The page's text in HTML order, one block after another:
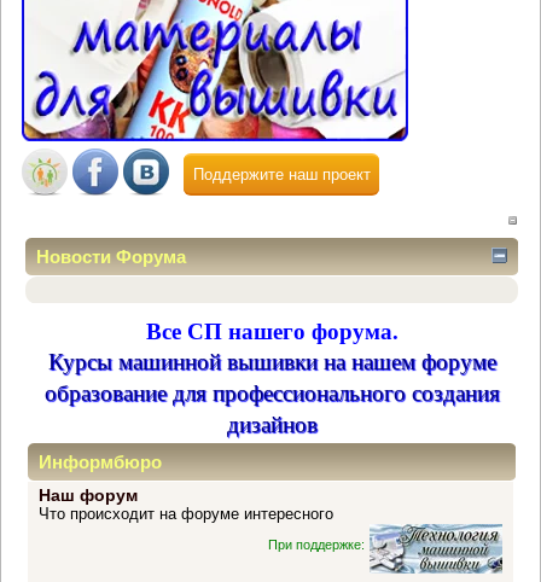
Поддержите наш проект
Новости Форума
Все СП нашего форума.
Курсы машинной вышивки на нашем форуме
образование для профессионального создания
дизайнов
Информбюро
Наш форум
Что происходит на форуме интересного
При поддержке: